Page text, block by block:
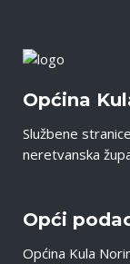
Općina
Službene
neretvanska
Opći
Općina Kula